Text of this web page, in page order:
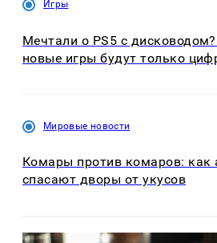
Игры
Мечтали о PS5 с
новые игры будут только
Мировые новости
Комары против комаров: как
спасают дворы от укусов